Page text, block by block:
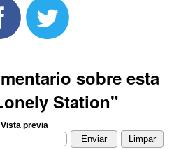
sobre esta
Station"
Vista previa